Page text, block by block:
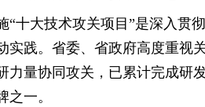
“十大技术攻关项目”是深入贯
实践。省委、省政府高度重视
力量协同攻关，已累计完成研
一。